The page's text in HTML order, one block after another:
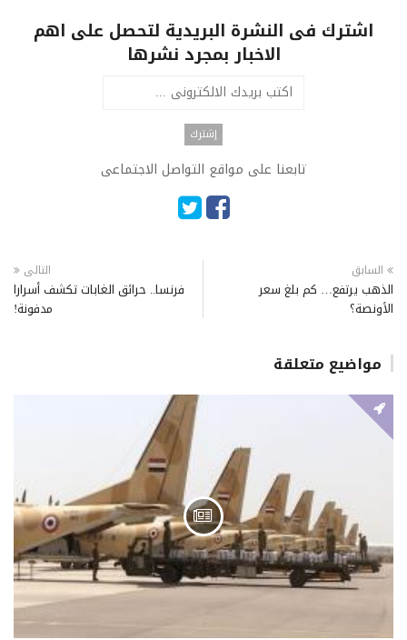
اشترك فى النشرة البريدية لتحصل على اهم
الاخبار بمجرد نشرها
تابعنا على مواقع التواصل الاجتماعى
السابق
الذهب يرتفع… كم بلغ سعر
الأونصة؟
التالى
فرنسا.. حرائق الغابات تكشف أسرارا
مدفونة!
مواضيع متعلقة